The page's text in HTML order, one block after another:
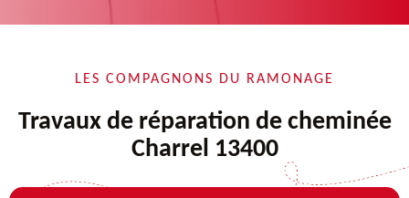
LES COMPAGNONS DU RAMONAGE
Travaux de réparation de cheminée
Charrel 13400